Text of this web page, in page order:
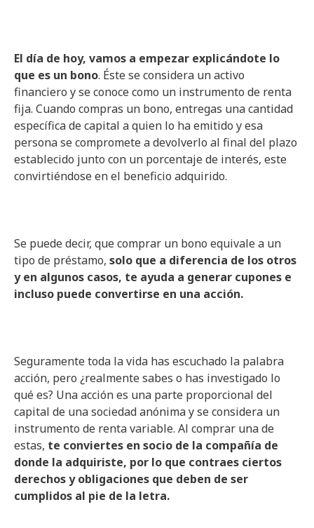
El día de hoy, vamos a empezar explicándote lo
que es un bono. Éste se considera un activo
financiero y se conoce como un instrumento de renta
fija. Cuando compras un bono, entregas una cantidad
específica de capital a quien lo ha emitido y esa
persona se compromete a devolverlo al final del plazo
establecido junto con un porcentaje de interés, este
convirtiéndose en el beneficio adquirido.
Se puede decir, que comprar un bono equivale a un
tipo de préstamo, solo que a diferencia de los otros
y en algunos casos, te ayuda a generar cupones e
incluso puede convertirse en una acción.
Seguramente toda la vida has escuchado la palabra
acción, pero ¿realmente sabes o has investigado lo
qué es? Una acción es una parte proporcional del
capital de una sociedad anónima y se considera un
instrumento de renta variable. Al comprar una de
estas, te conviertes en socio de la compañía de
donde la adquiriste, por lo que contraes ciertos
derechos y obligaciones que deben de ser
cumplidos al pie de la letra.